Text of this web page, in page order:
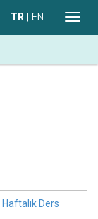
TR | EN
Ders